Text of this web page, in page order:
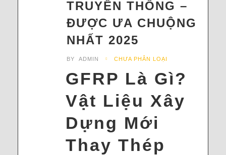
TRUYỀN THỐNG –
ĐƯỢC ƯA CHUỘNG
NHẤT 2025
BY ADMIN CHƯA PHÂN LOẠI
GFRP Là Gì?
Vật Liệu Xây
Dựng Mới
Thay Thép